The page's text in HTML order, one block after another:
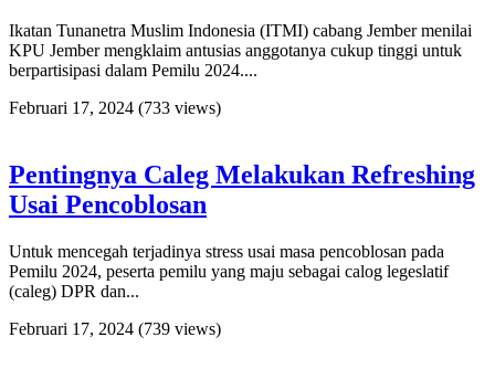
Ikatan Tunanetra Muslim Indonesia (ITMI) cabang Jember menilai
KPU Jember mengklaim antusias anggotanya cukup tinggi untuk
berpartisipasi dalam Pemilu 2024....
Februari 17, 2024 (733 views)
Pentingnya Caleg Melakukan Refreshing
Usai Pencoblosan
Untuk mencegah terjadinya stress usai masa pencoblosan pada
Pemilu 2024, peserta pemilu yang maju sebagai calog legeslatif
(caleg) DPR dan...
Februari 17, 2024 (739 views)